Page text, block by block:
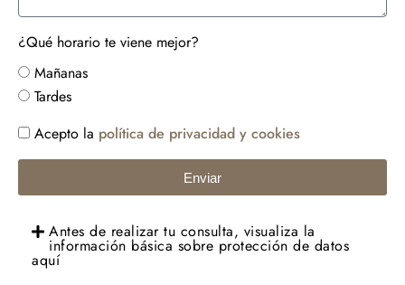
¿Qué horario te viene mejor?
Mañanas
Tardes
Acepto la política de privacidad y cookies
Enviar
Antes de realizar tu consulta, visualiza la
información básica sobre protección de datos
aquí